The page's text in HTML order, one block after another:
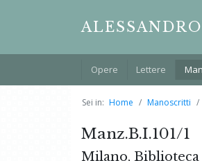
Opere Lettere
Sei in: Home Manoscritti
Manz.B.I.101/1
Milano, Biblioteca